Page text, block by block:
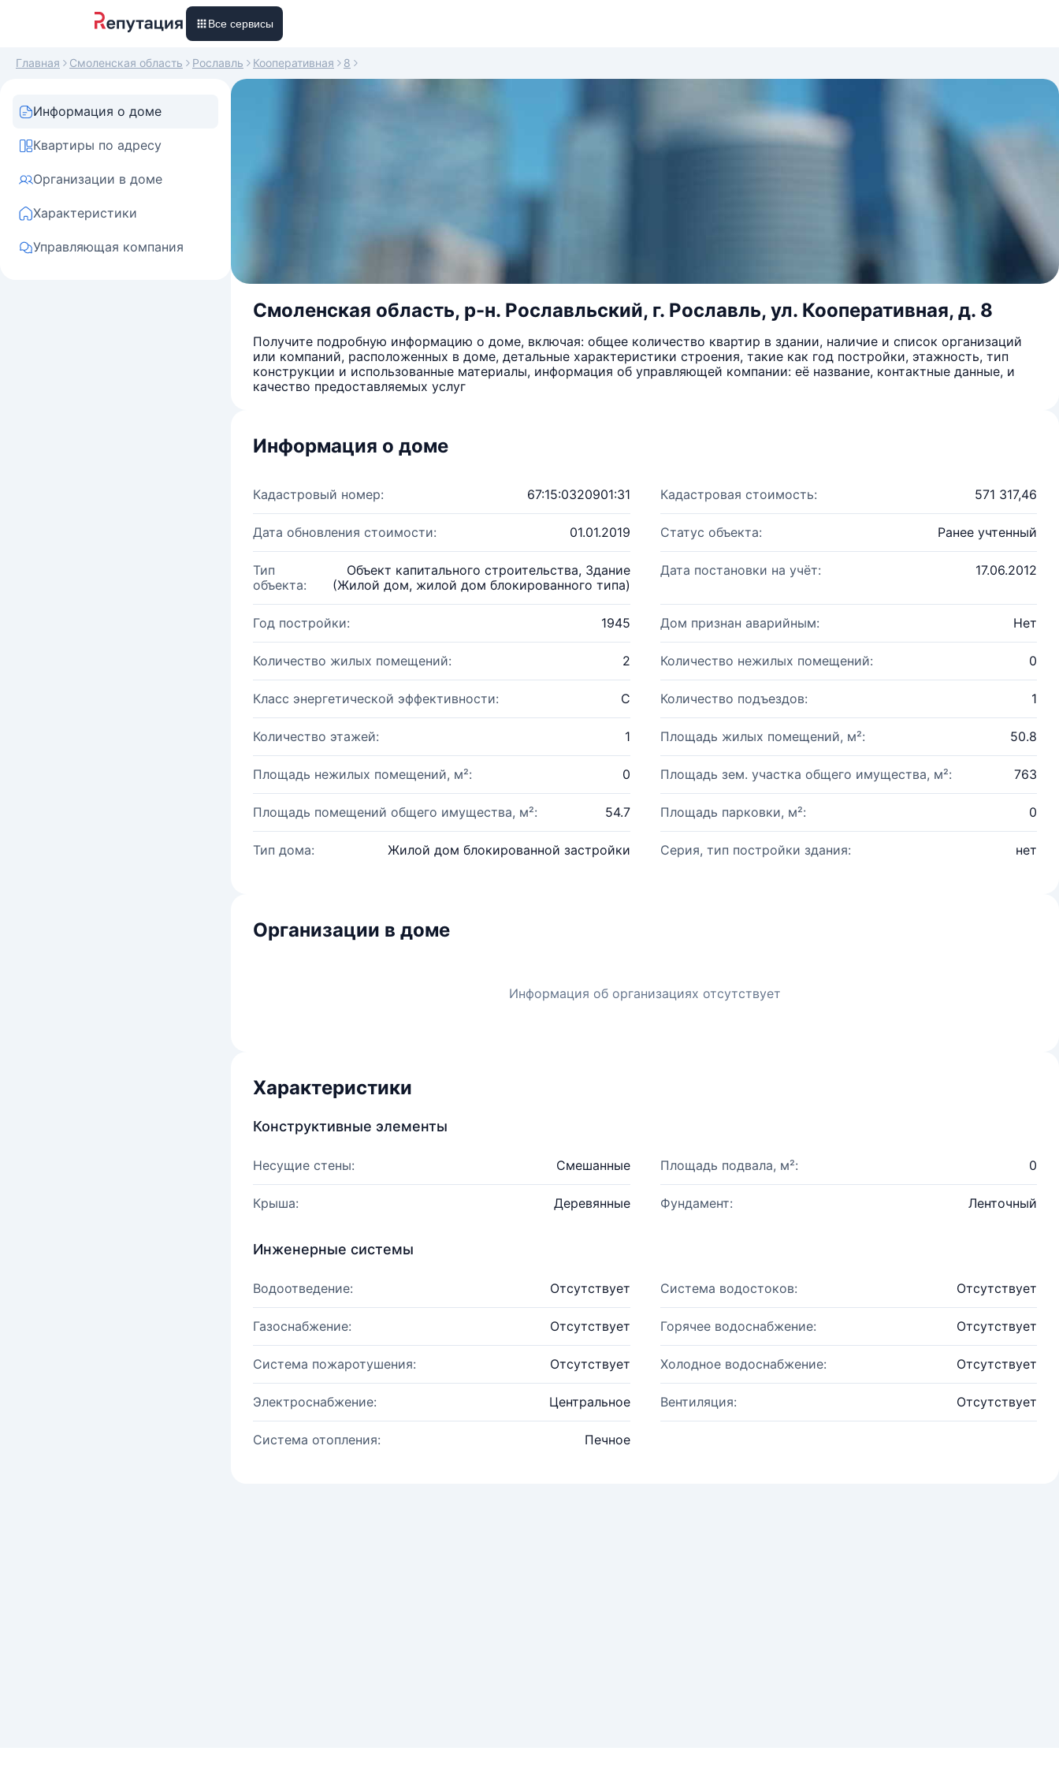
Все сервисы
Главная Смоленская область Рославль Кооперативная 8
Информация о доме
Квартиры по адресу
Организации в доме
Характеристики
Управляющая компания
Смоленская область, р-н. Рославльский, г. Рославль, ул. Кооперативная, д. 8
Получите подробную информацию о доме, включая: общее количество квартир в здании, наличие и список организаций
или компаний, расположенных в доме, детальные характеристики строения, такие как год постройки, этажность, тип
конструкции и использованные материалы, информация об управляющей компании: её название, контактные данные, и
качество предоставляемых услуг
Информация о доме
Кадастровый номер: 67:15:0320901:31 Кадастровая стоимость: 571 317,46
Дата обновления стоимости: 01.01.2019 Статус объекта: Ранее учтенный
Тип
объекта:
Объект капитального строительства, Здание
(Жилой дом, жилой дом блокированного типа)
Дата постановки на учёт: 17.06.2012
Год постройки: 1945 Дом признан аварийным: Нет
Количество жилых помещений: 2 Количество нежилых помещений: 0
Класс энергетической эффективности: C Количество подъездов: 1
Количество этажей: 1 Площадь жилых помещений, м²: 50.8
Площадь нежилых помещений, м²: 0 Площадь зем. участка общего имущества, м²: 763
Площадь помещений общего имущества, м²: 54.7 Площадь парковки, м²: 0
Тип дома: Жилой дом блокированной застройки Серия, тип постройки здания: нет
Организации в доме
Информация об организациях отсутствует
Характеристики
Конструктивные элементы
Несущие стены: Смешанные Площадь подвала, м²: 0
Крыша: Деревянные Фундамент: Ленточный
Инженерные системы
Водоотведение: Отсутствует Система водостоков: Отсутствует
Газоснабжение: Отсутствует Горячее водоснабжение: Отсутствует
Система пожаротушения: Отсутствует Холодное водоснабжение: Отсутствует
Электроснабжение: Центральное Вентиляция: Отсутствует
Система отопления: Печное